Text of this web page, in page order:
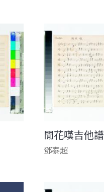
閒花嘆吉他譜
鄧泰超